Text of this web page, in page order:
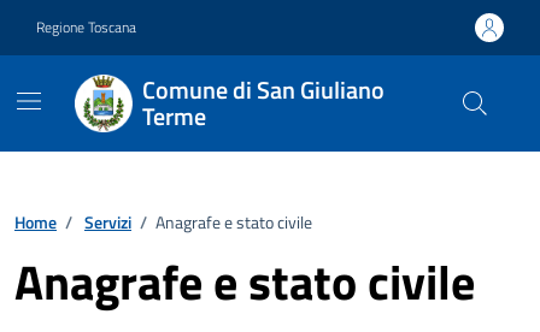
Regione Toscana
Comune di San Giuliano
Terme
Home / Servizi / Anagrafe e stato civile
Anagrafe e stato civile